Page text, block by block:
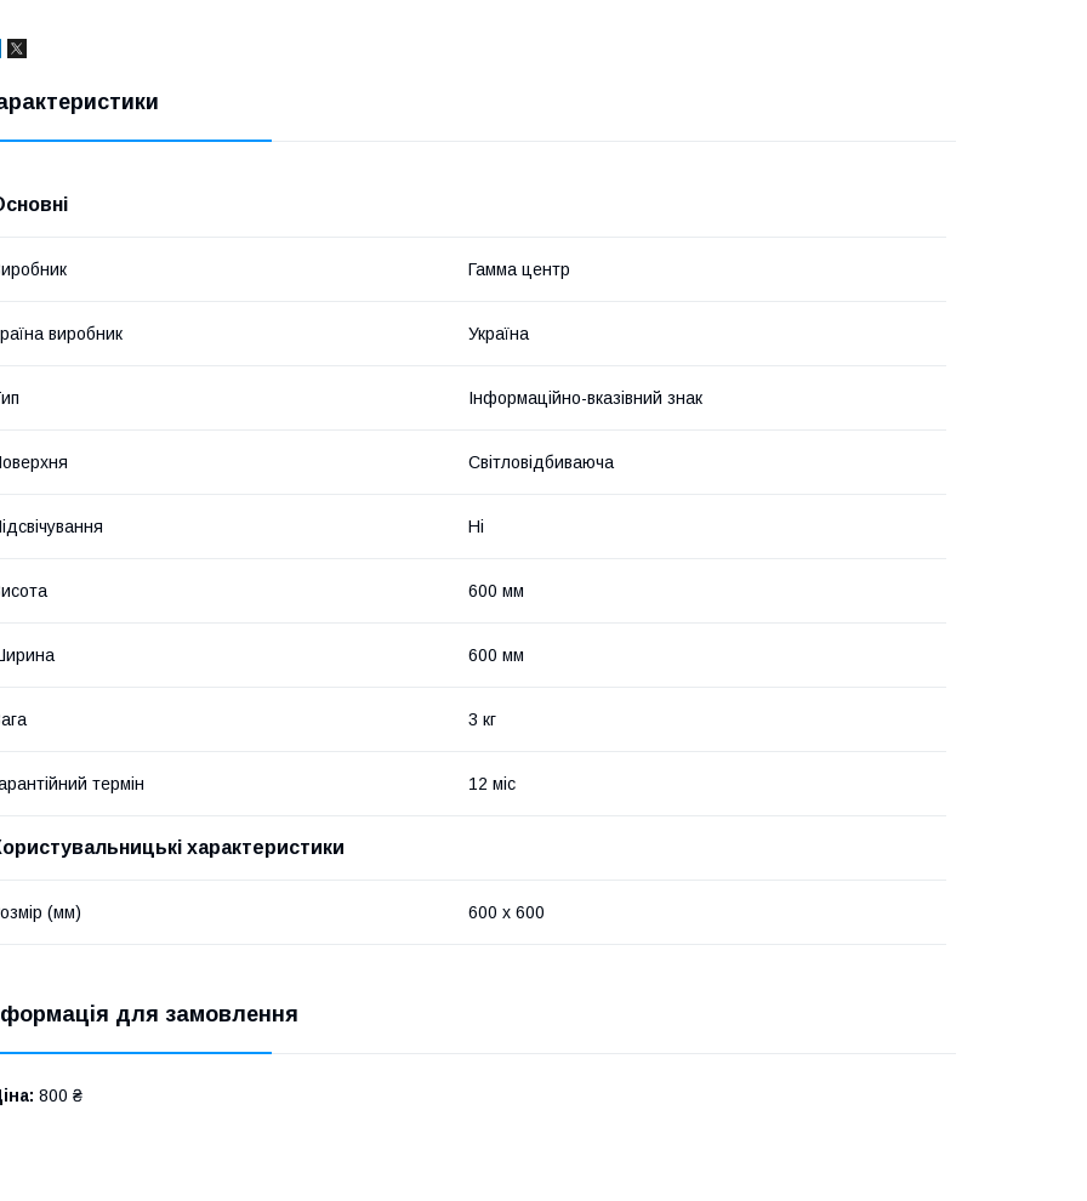
Гамма центр
виробник Україна
Інформаційно-вказівний знак
Світловідбиваюча
Ні
600 мм
600 мм
3 кг
термін 12 міс
характеристики
(мм) 600 х 600
для замовлення
800 ₴